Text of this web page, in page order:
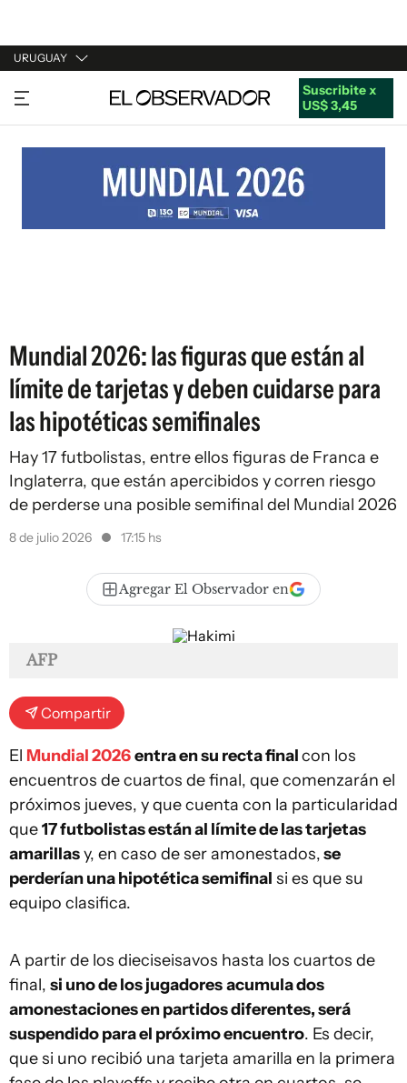
URUGUAY
URUGUAY
ARGENTINA
ESTADOS UNIDOS
Suscribite x
US$ 3,45
Mundial 2026: las figuras que están al
límite de tarjetas y deben cuidarse para
las hipotéticas semifinales
Hay 17 futbolistas, entre ellos figuras de Franca e
Inglaterra, que están apercibidos y corren riesgo
de perderse una posible semifinal del Mundial 2026
8 de julio 2026 17:15 hs
Agregar El Observador en
AFP
Compartir
El Mundial 2026entra en su recta finalcon los
encuentros de cuartos de final, que comenzarán el
próximos jueves, y que cuenta con la particularidad
que17 futbolistas están al límite de las tarjetas
amarillasy, en caso de ser amonestados,se
perderían una hipotética semifinal si es que su
equipo clasifica.
A partir de los dieciseisavos hasta los cuartos de
final, si uno de los jugadoresacumula dos
amonestaciones en partidos diferentes, será
suspendido para el próximo encuentro. Es decir,
que si uno recibió una tarjeta amarilla en la primera